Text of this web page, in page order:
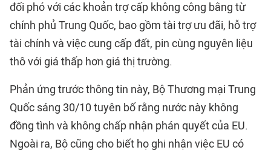
đối phó với các khoản trợ cấp không công bằng từ
chính phủ Trung Quốc, bao gồm tài trợ ưu đãi, hỗ trợ
tài chính và việc cung cấp đất, pin cùng nguyên liệu
thô với giá thấp hơn giá thị trường.
Phản ứng trước thông tin này, Bộ Thương mại Trung
Quốc sáng 30/10 tuyên bố rằng nước này không
đồng tình và không chấp nhận phán quyết của EU.
Ngoài ra, Bộ cũng cho biết họ ghi nhận việc EU có